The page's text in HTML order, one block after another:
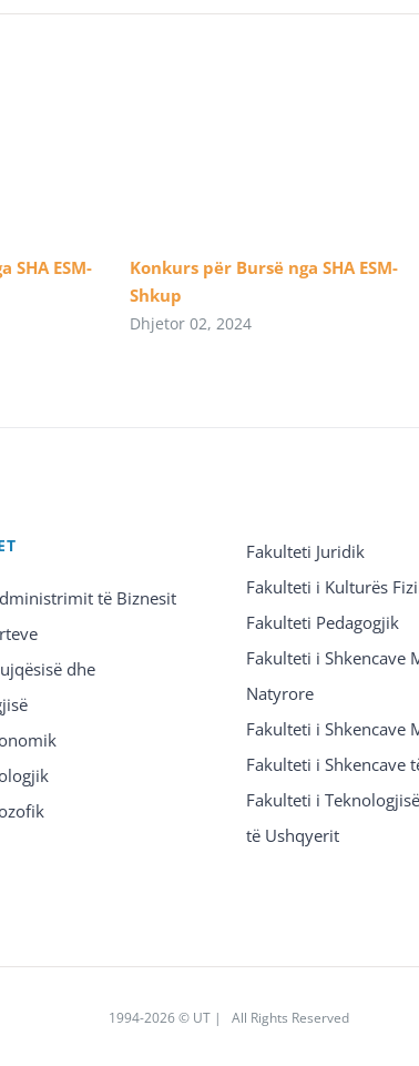
SHA ESM-
Konkurs për Bursë nga SHA ESM-
Shkup
Dhjetor 02, 2024
të Biznesit
dhe
Fakulteti Juridik
Fakulteti i Kulturës
Fakulteti Pedagogjik
Fakulteti i Shkencave
Natyrore
Fakulteti i Shkencave
Fakulteti i Shkencave
Fakulteti i
të Ushqyerit
1994-2026 © UT | All Rights Reserved